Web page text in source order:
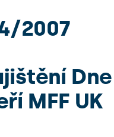
2007
Dne
MFF UK